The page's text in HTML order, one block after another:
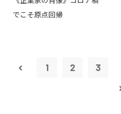
でこそ原点回帰
1 2 3